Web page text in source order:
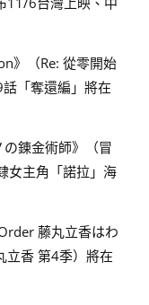
》（Re: 從零開始
「奪還編」將在
錬金術師》（冒
女主角「諾拉」海
藤丸立香はわ
立香 第4季）將在